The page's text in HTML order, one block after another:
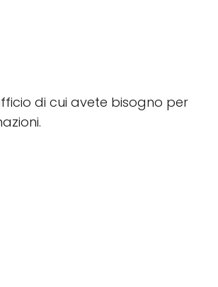
di cui avete bisogno per